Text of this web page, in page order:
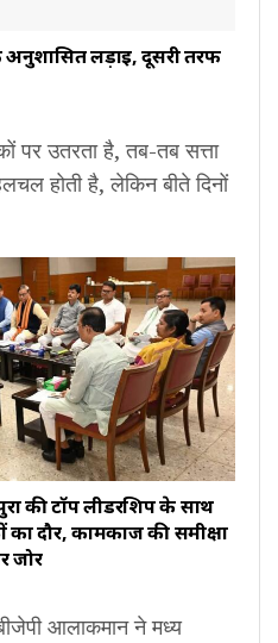
अनुशासित लड़ाई, दूसरी तरफ
उतरता है, तब-तब सत्ता
होती है, लेकिन बीते दिनों
की टॉप लीडरशिप के साथ
दौर, कामकाज की समीक्षा
जोर
आलाकमान ने मध्य